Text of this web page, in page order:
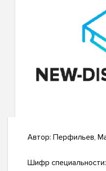
Автор: Перфильев,
Шифр специальности: